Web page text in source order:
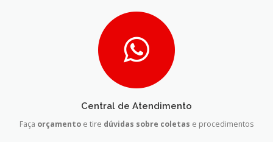
Central de Atendimento
Faça orçamento e tire dúvidas sobre coletas e procedimentos